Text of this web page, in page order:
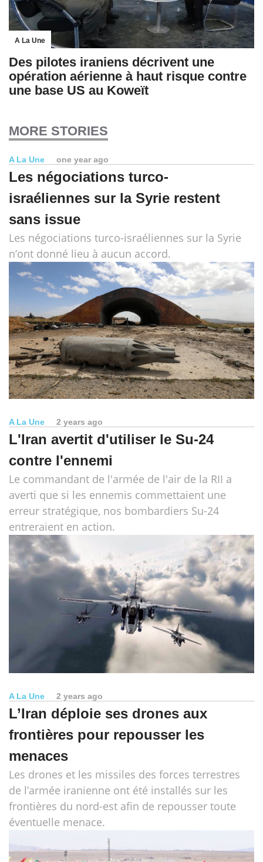
A La Une
Des pilotes iraniens décrivent une
opération aérienne à haut risque contre
une base US au Koweït
MORE STORIES
A La Une one year ago
Les négociations turco-
israéliennes sur la Syrie restent
sans issue
Les négociations turco-israéliennes sur la Syrie
n’ont donné lieu à aucun accord.
A La Une 2 years ago
L'Iran avertit d'utiliser le Su-24
contre l'ennemi
Le commandant de l'armée de l'air de la RII a
averti que si les ennemis commettaient une
erreur stratégique, nos bombardiers Su-24
entreraient en action.
A La Une 2 years ago
L’Iran déploie ses drones aux
frontières pour repousser les
menaces
Les drones et les missiles des forces terrestres
de l’armée iranienne ont été installés sur les
frontières du nord-est afin de repousser toute
éventuelle menace.